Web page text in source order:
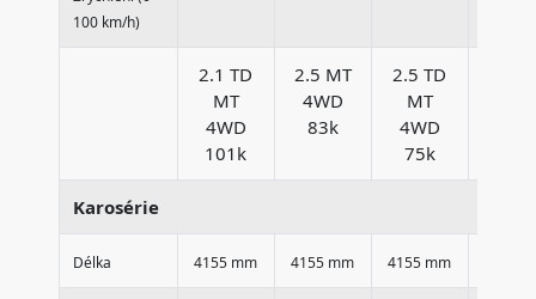
100 km/h)
2.1 TD
MT
4WD
101k
2.5 MT
4WD
83k
2.5 TD
MT
4WD
75k
Karosérie
Délka 4155 mm 4155 mm 4155 mm